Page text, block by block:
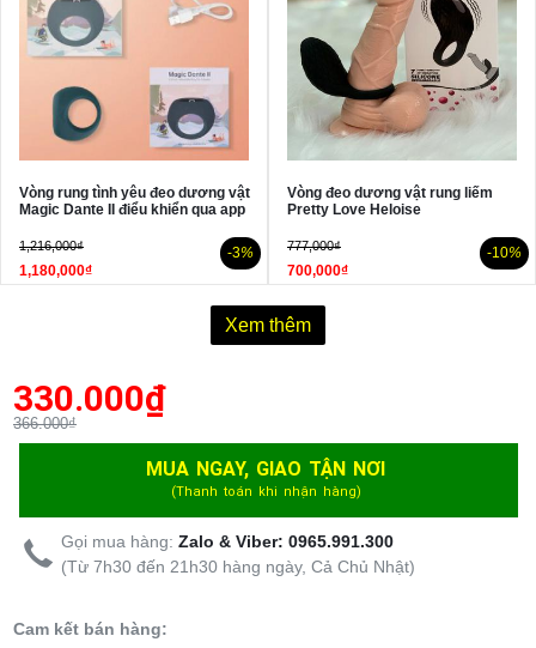
Vòng rung tình yêu đeo dương vật
Magic Dante II điểu khiển qua app
1,216,000₫
1,180,000₫
-3%
Vòng đeo dương vật rung liếm
Pretty Love Heloise
777,000₫
700,000₫
-10%
Xem thêm
330.000₫
366.000₫
MUA NGAY, GIAO TẬN NƠI
(Thanh toán khi nhận hàng)
Gọi mua hàng: Zalo & Viber: 0965.991.300
(Từ 7h30 đến 21h30 hàng ngày, Cả Chủ Nhật)
Cam kết bán hàng: